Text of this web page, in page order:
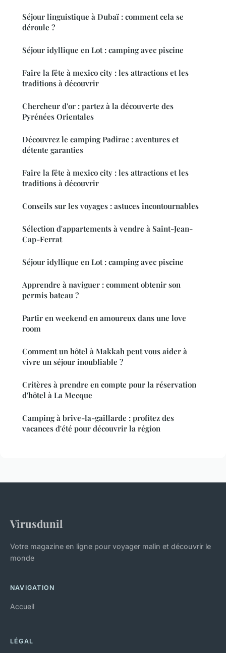
Séjour linguistique à Dubaï : comment cela se
déroule ?
Séjour idyllique en Lot : camping avec piscine
Faire la fête à mexico city : les attractions et les
traditions à découvrir
Chercheur d'or : partez à la découverte des
Pyrénées Orientales
Découvrez le camping Padirac : aventures et
détente garanties
Faire la fête à mexico city : les attractions et les
traditions à découvrir
Conseils sur les voyages : astuces incontournables
Sélection d'appartements à vendre à Saint-Jean-
Cap-Ferrat
Séjour idyllique en Lot : camping avec piscine
Apprendre à naviguer : comment obtenir son
permis bateau ?
Partir en weekend en amoureux dans une love
room
Comment un hôtel à Makkah peut vous aider à
vivre un séjour inoubliable ?
Critères à prendre en compte pour la réservation
d'hôtel à La Mecque
Camping à brive-la-gaillarde : profitez des
vacances d'été pour découvrir la région
Virusdunil
Votre magazine en ligne pour voyager malin et découvrir le
monde
NAVIGATION
Accueil
LÉGAL